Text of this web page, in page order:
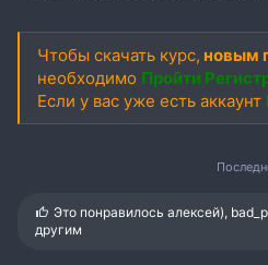
Чтобы скачать курс, новым
необходимо Пройти
Если у вас уже есть аккаунт
С
и
Это понравилосьалексей),
другим